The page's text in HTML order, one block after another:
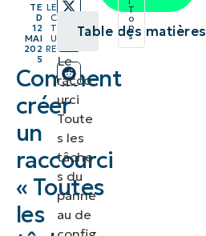
TE
D
12
MAI
202
5
LE
C
T
U
RE
Comment
créer
un
raccourci
« Toutes
les
Table des matières
du
les
tâches »
(God
Le
racco
urci
Toute
s les
tâche
s du
panne
au de
T
o
p
s